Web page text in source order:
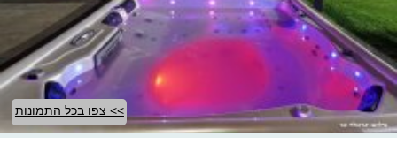
>> צפו בכל התמונות